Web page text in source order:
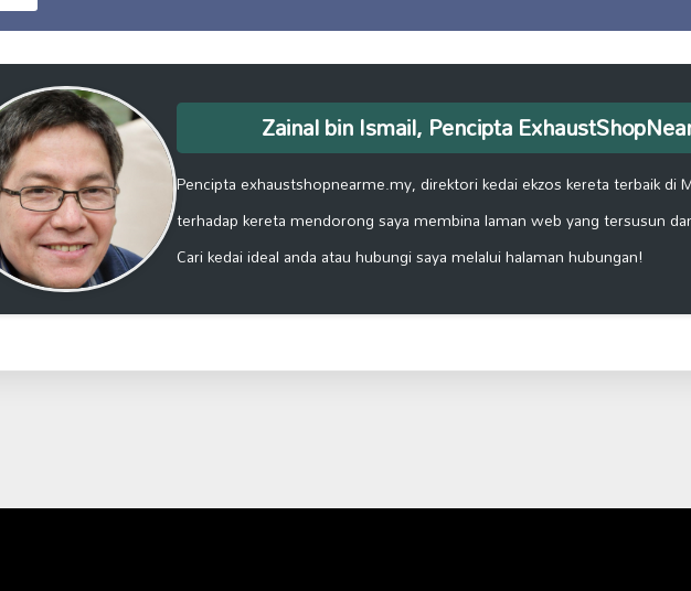
Zainal bin Ismail, Pencipta
Pencipta exhaustshopnearme.my, direktori kedai ekzos kereta terbaik di
terhadap kereta mendorong saya membina laman web yang tersusun
Cari kedai ideal anda atau hubungi saya melalui halaman hubungan!